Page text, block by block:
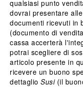
qualsiasi punto
dovrai presentare
documenti ricevuti in
(documento di
cassa accerterà
potrai scegliere di
articolo presente in
ricevere un buono
dettaglio Susi(il